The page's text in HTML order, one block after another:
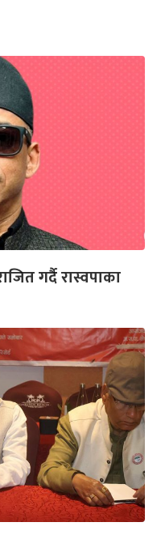
गर्दै रास्वपाका